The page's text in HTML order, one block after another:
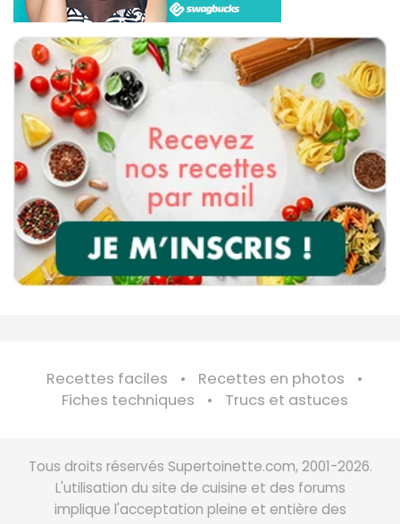
Recettes faciles
Recettes en photos
Fiches techniques
Trucs et astuces
Tous droits réservés Supertoinette.com, 2001-2026.
L'utilisation du site de cuisine et des forums
implique l'acceptation pleine et entière des